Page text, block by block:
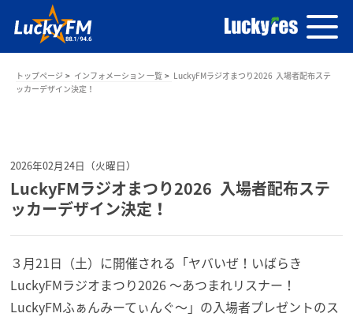
トップページ インフォメーション 一覧
LuckyFMラジオまつり2026 入場者配布ステ
ッカーデザイン決定！
2026年02月24日（火曜日）
LuckyFMラジオまつり2026 入場者配布ステ
ッカーデザイン決定！
３月21日（土）に開催される「ヤバいぜ！いばらき
LuckyFMラジオまつり2026 ～あつまれリスナー！
LuckyFMふぁんみーてぃんぐ～」の入場者プレゼントのス